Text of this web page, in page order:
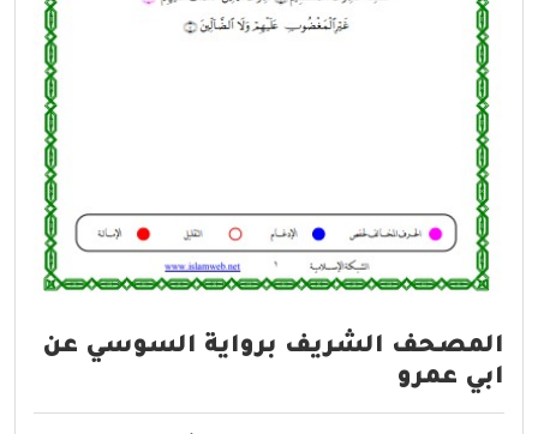
المصحف الشريف برواية السوسي عن
ابي عمرو